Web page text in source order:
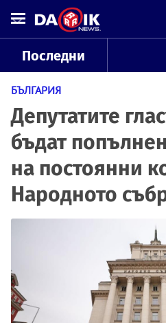
Последни
БЪЛГАРИЯ
Депутатите
бъдат
на постоянни
Народното